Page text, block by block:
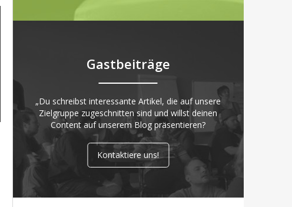
Gastbeiträge
„Du schreibst interessante Artikel, die auf unsere
Zielgruppe zugeschnitten sind und willst deinen
Content auf unserem Blog präsentieren?
Kontaktiere uns!